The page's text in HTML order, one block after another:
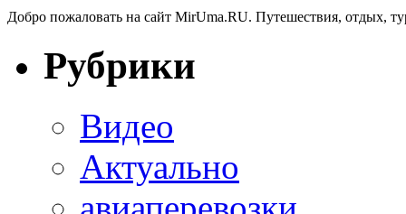
Добро пожаловать на сайт MirUma.RU. Путешествия, отдых,
Рубрики
Видео
Актуально